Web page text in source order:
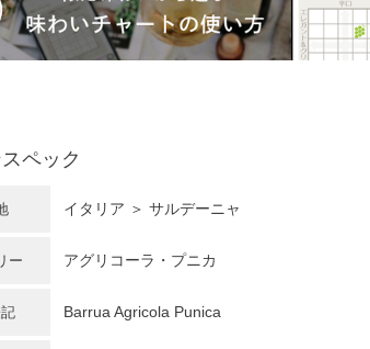
ペック
イタリア ＞ サルデーニャ
ー アグリコーラ・プニカ
Barrua Agricola Punica